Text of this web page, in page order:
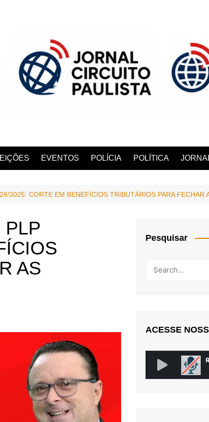
EVENTOS POLÍCIA POLÍTICA
2025: CORTE EM BENEFÍCIOS TRIBUTÁRIOS PARA FECHAR
PLP
AS
Pesquisar
ACESSE